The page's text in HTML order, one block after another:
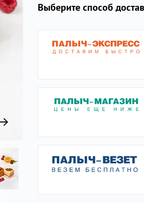
Выберите способ